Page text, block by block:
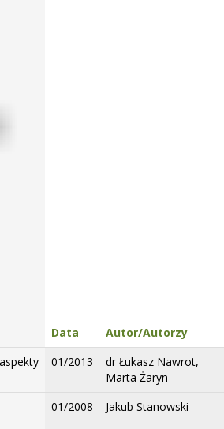
Data Autor/Autorzy
01/2013
dr Łukasz Nawrot,
Marta Żaryn
01/2008 Jakub Stanowski